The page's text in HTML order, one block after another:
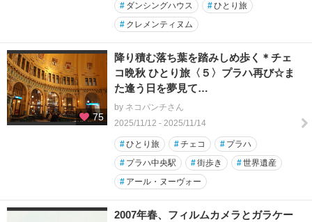
# ダンシングハウス #ひとり旅
# クレメンティヌム
75
降り積む落ち葉を踏みしめ歩く＊チェ
コ晩秋 ひとり旅〈５〉プラハ再び☆ま
た逢う日を夢見て…
by ネコパンチさん
2025/11/12 - 2025/11/14
#ひとり旅 #チェコ # プラハ
# プラハ中央駅 #街歩き #世界遺産
# アール・ヌーヴォー
2007年春、フィルムカメラとガラケー